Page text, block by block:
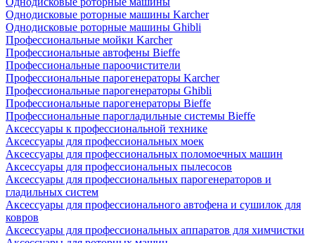
Однодисковые роторные машины Karcher
Однодисковые роторные машины Ghibli
Профессиональные мойки Karcher
Профессиональные автофены Bieffe
Профессиональные пароочистители
Профессиональные парогенераторы Karcher
Профессиональные парогенераторы Ghibli
Профессиональные парогенераторы Bieffe
Профессиональные парогладильные системы Bieffe
Аксессуары к профессиональной технике
Аксессуары для профессиональных моек
Аксессуары для профессиональных поломоечных машин
Аксессуары для профессиональных пылесосов
Аксессуары для профессиональных парогенераторов и
гладильных систем
Аксессуары для профессионального автофена и сушилок для
ковров
Аксессуары для профессиональных аппаратов для химчистки